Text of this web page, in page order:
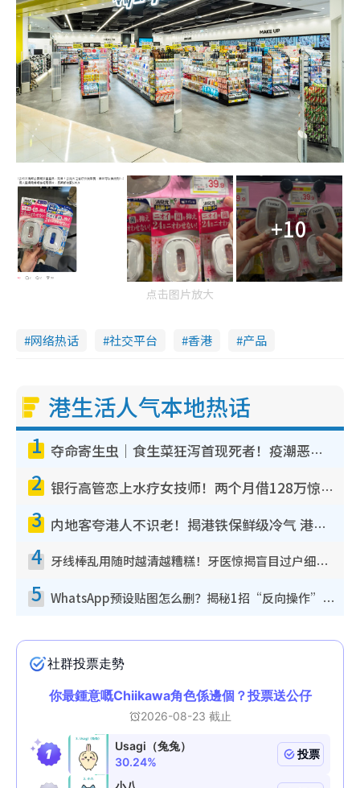
+10
点击图片放大
网络热话 社交平台 香港 产品
港生活人气本地热话
1 夺命寄生虫｜食生菜狂泻首现死者！疫潮恶化录1.8万宗病例 揭洗菜3大谬误
2 银行高管恋上水疗女技师！两个月借128万惊觉“沉船”沉落火海 揭背后疑似邪教操控卖淫
3 内地客夸港人不识老！揭港铁保鲜级冷气 港人求放过：别投诉
4 牙线棒乱用随时越清越糟糕！牙医惊揭盲目过户细菌恐致蛀牙：这种才是日常真保养
5 WhatsApp预设贴图怎么删？揭秘1招“反向操作”还原简洁界面 附3步实测教程